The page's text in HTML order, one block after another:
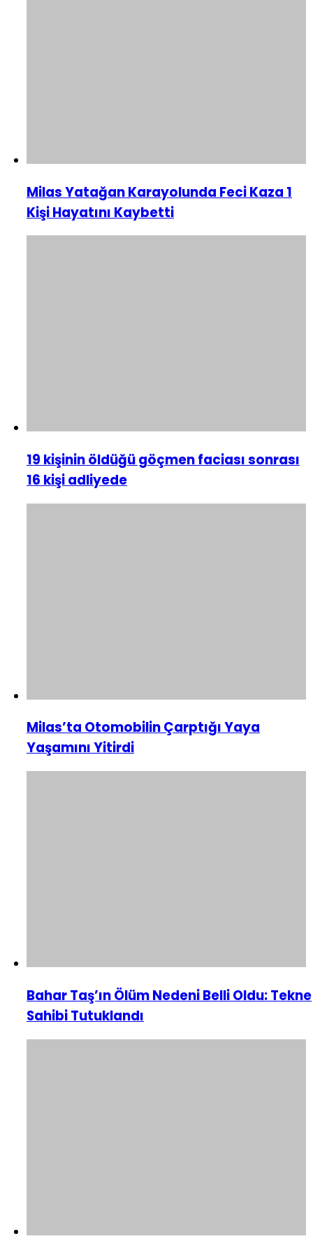
Milas Yatağan Karayolunda Feci Kaza 1
Kişi Hayatını Kaybetti
19 kişinin öldüğü göçmen faciası sonrası
16 kişi adliyede
Milas’ta Otomobilin Çarptığı Yaya
Yaşamını Yitirdi
Bahar Taş’ın Ölüm Nedeni Belli Oldu: Tekne
Sahibi Tutuklandı